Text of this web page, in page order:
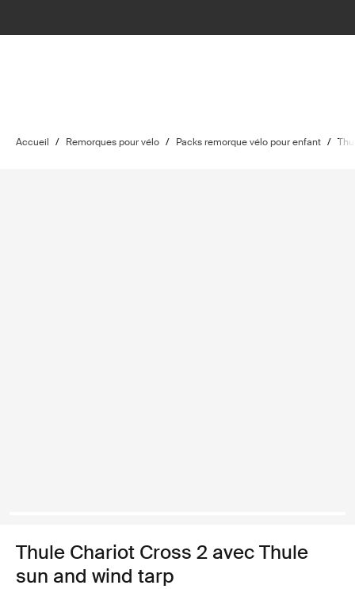
Accueil / Remorques pour vélo / Packs remorque vélo pour enfant /
Thule Chariot Cross 2 avec Thule
sun and wind tarp